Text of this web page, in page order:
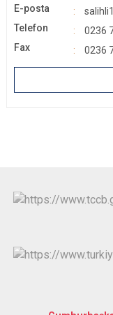
E-posta
Telefon
0236
Fax
0236